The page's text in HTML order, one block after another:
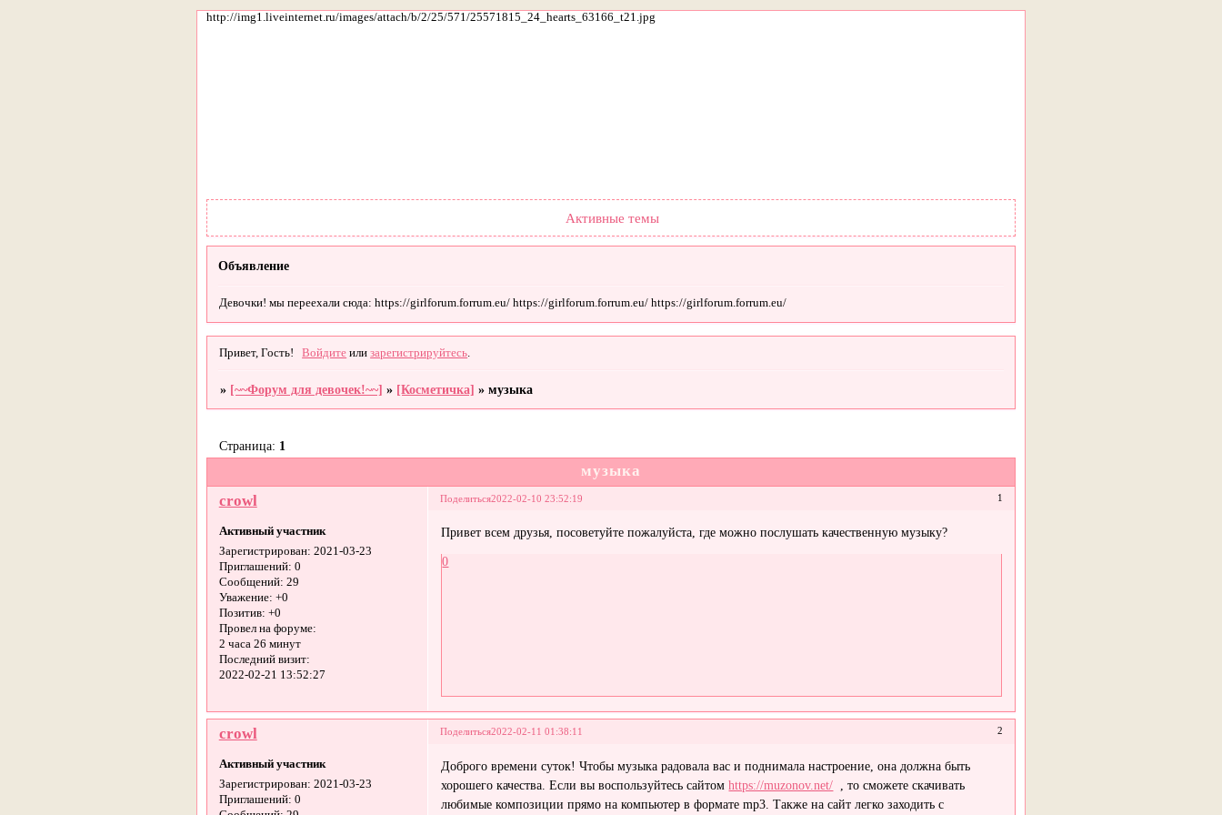
http://img1.liveinternet.ru/images/attach/b/2/25/571/25571815_24_hearts_63166_t21.jpg
Активные темы
Объявление
Девочки! мы переехали сюда: https://girlforum.forrum.eu/ https://girlforum.forrum.eu/ https://girlforum.forrum.eu/
Привет, Гость! Войдите илизарегистрируйтесь
» [~~Форум для девочек!~~] » [Косметичка] »музыка
музыка
Страница: 1
Поделиться 1
2022-02-10 23:52:19
crowl
Активный участник
Зарегистрирован: 2021-03-23
Приглашений: 0
Сообщений: 29
Уважение: +0
Позитив: +0
Провел на форуме:
2 часа 26 минут
Последний визит:
2022-02-21 13:52:27
Привет всем друзья, посоветуйте пожалуйста, где можно послушать качественную музыку?
0
Поделиться 2
2022-02-11 01:38:11
crowl
Активный участник
Зарегистрирован: 2021-03-23
Приглашений: 0
Доброго времени суток! Чтобы музыка радовала вас и поднимала настроение, она должна быть
хорошего качества. Если вы воспользуйтесь сайтомhttps://muzonov.net/ , то сможете скачивать
любимые композиции прямо на компьютер в формате mp3. Также на сайт легко заходить с